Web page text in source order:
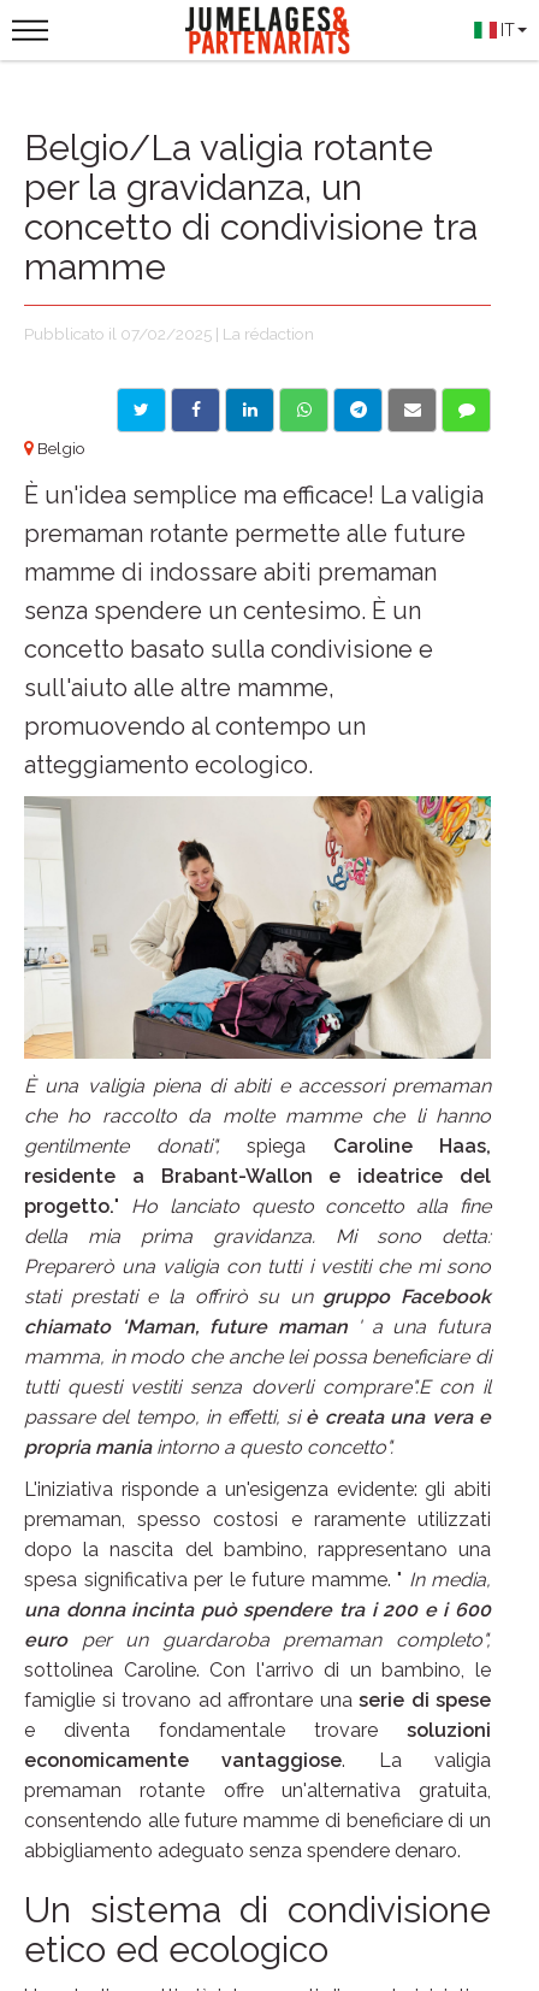
IT
Belgio/La valigia rotante
per la gravidanza, un
concetto di condivisione tra
mamme
Pubblicato il 07/02/2025 | La rédaction
Belgio
È un'idea semplice ma efficace! La valigia
premaman rotante permette alle future
mamme di indossare abiti premaman
senza spendere un centesimo. È un
concetto basato sulla condivisione e
sull'aiuto alle altre mamme,
promuovendo al contempo un
atteggiamento ecologico.
È una valigia piena di abiti e accessori premaman
che ho raccolto da molte mamme che li hanno
gentilmente donati",spiega Caroline Haas,
residente a Brabant-Wallon e ideatrice del
progetto." Ho lanciato questo concetto alla fine
della mia prima gravidanza. Mi sono detta:
Preparerò una valigia con tutti i vestiti che mi sono
stati prestati e la offrirò su un gruppo Facebook
chiamato 'Maman, future maman' a una futura
mamma, in modo che anche lei possa beneficiare di
tutti questi vestiti senza doverli comprare".E con il
passare del tempo, in effetti, si è creata una vera e
propria maniaintorno a questo concetto".
L'iniziativa risponde a un'esigenza evidente: gli abiti
premaman, spesso costosi e raramente utilizzati
dopo la nascita del bambino, rappresentano una
spesa significativa per le future mamme. " In media,
una donna incinta può spendere tra i 200 e i 600
euro per un guardaroba premaman completo",
sottolinea Caroline. Con l'arrivo di un bambino, le
famiglie si trovano ad affrontare una serie di spese
e diventa fondamentale trovare soluzioni
economicamente vantaggiose. La valigia
premaman rotante offre un'alternativa gratuita,
consentendo alle future mamme di beneficiare di un
abbigliamento adeguato senza spendere denaro.
Un sistema di condivisione
etico ed ecologico